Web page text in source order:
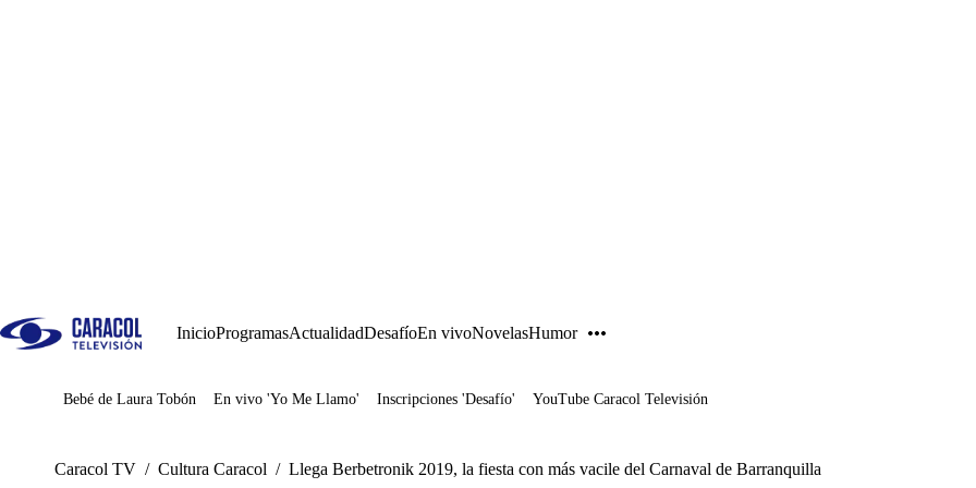
InicioProgramasActualidadDesafíoEn vivoNovelasHumor
Juegos
Bebé de Laura Tobón En vivo 'Yo Me Llamo' Inscripciones 'Desafío' YouTube Caracol Televisión
Caracol TV / Cultura Caracol / Llega Berbetronik 2019, la fiesta con más vacile del Carnaval de Barranquilla